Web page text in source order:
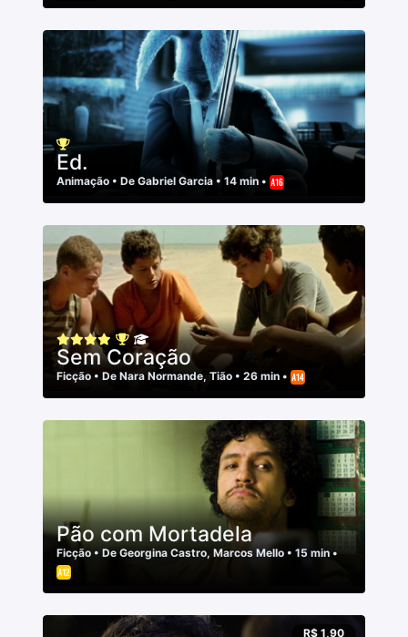
Ed.
Animação • De Gabriel Garcia • 14 min •
Sem Coração
Ficção • De Nara Normande, Tião • 26 min •
Pão com Mortadela
Ficção • De Georgina Castro, Marcos Mello • 15 min •
R$ 1,90